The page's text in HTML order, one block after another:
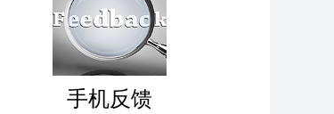
手机反馈